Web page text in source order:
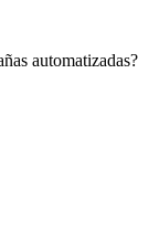
automatizadas?